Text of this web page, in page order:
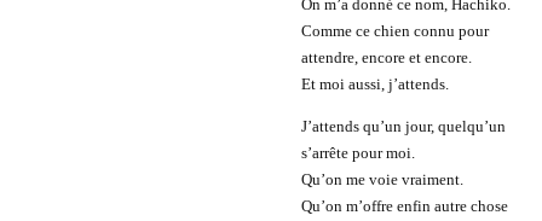
On m’a donné ce nom, Hachiko.
Comme ce chien connu pour
attendre, encore et encore.
Et moi aussi, j’attends.
J’attends qu’un jour, quelqu’un
s’arrête pour moi.
Qu’on me voie vraiment.
Qu’on m’offre enfin autre chose